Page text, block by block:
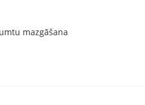
mazgāšana